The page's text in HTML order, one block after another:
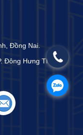
Đồng Nai.
Đông Hưng Thuận,